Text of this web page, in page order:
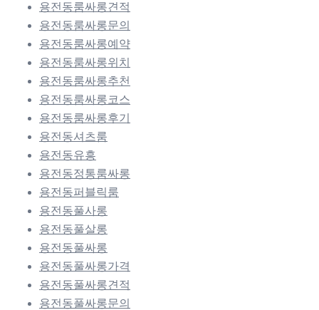
용전동룸싸롱견적
용전동룸싸롱문의
용전동룸싸롱예약
용전동룸싸롱위치
용전동룸싸롱추천
용전동룸싸롱코스
용전동룸싸롱후기
용전동셔츠룸
용전동유흥
용전동정통룸싸롱
용전동퍼블릭룸
용전동풀사롱
용전동풀살롱
용전동풀싸롱
용전동풀싸롱가격
용전동풀싸롱견적
용전동풀싸롱문의